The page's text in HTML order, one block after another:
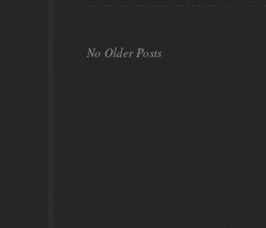
No Older Posts